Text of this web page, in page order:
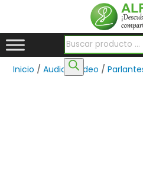
Búsqueda de productos
Inicio /Audio y Video /